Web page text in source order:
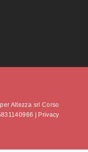
Altezza srl Corso
|
Privacy